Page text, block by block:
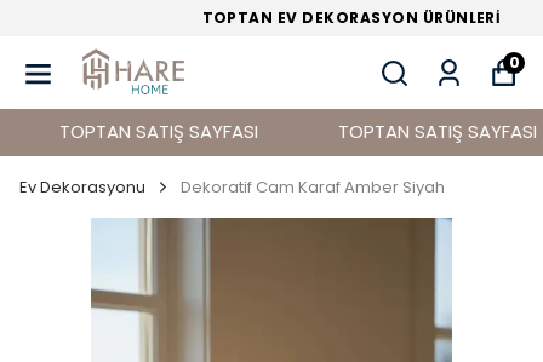
TOPTAN EV DEKORASYON ÜRÜNLERİ
0
TOPTAN SATIŞ SAYFASI TOPTAN SATIŞ SAYFASI
Ev Dekorasyonu Dekoratif Cam Karaf Amber Siyah